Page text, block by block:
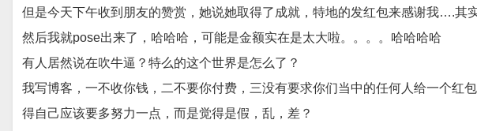
但是今天下午收到朋友的赞赏，她说她取得了成就，特地的发红包来感谢我….其
然后我就pose出来了，哈哈哈，可能是金额实在是太大啦。。。。哈哈哈哈
有人居然说在吹牛逼？特么的这个世界是怎么了？
我写博客，一不收你钱，二不要你付费，三没有要求你们当中的任何人给一个红
得自己应该要多努力一点，而是觉得是假，乱，差？